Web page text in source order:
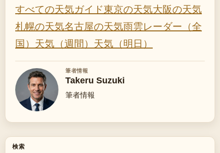
すべての天気ガイド東京の天気大阪の天気
札幌の天気名古屋の天気雨雲レーダー（全
国） 天気（週間） 天気（明日）
筆者情報
Takeru Suzuki
筆者情報
検索